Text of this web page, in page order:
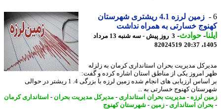
زمین لرزه 4.1 ریشتری شهرستان
خسارتی به همراه نداشت
-حوادث -
3 روز پیش - سه شنبه 13 مرداد
82024519
مدیریت بحران استانداری کرمان به زلزله
امروز یکی از مناطق استان اشاره کرده و گفت:
بر اساس ارزیابی های انجام شده زمین لرزه با بزرگی 4. 1 ریشتر در حوالی
کهنوج خسارتی به ...
لرزه - مدیریت بحران استانداری- مدیرکل مدیریت بحران-
استانداری کرمان
استانداری- زمین -شهرستان کهنوج